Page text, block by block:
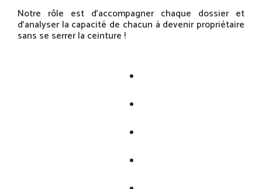
Notre rôle est d’accompagner chaque dossier et
d’analyser la capacité de chacun à devenir propriétaire
sans se serrer la ceinture !